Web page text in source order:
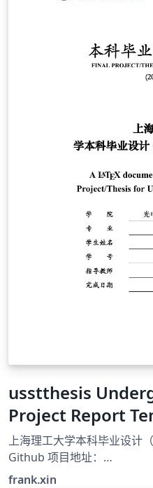
usstthesis
Project Report
University of
and Technology
上海理工大学本科毕业设计
Github 项目地址：
https://github.com/
frank.xin